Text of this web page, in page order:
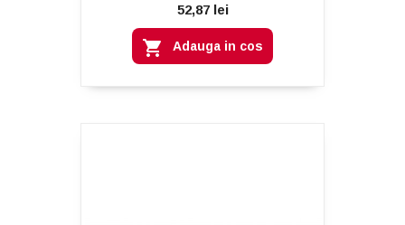
52,87 lei
 Adauga in cos